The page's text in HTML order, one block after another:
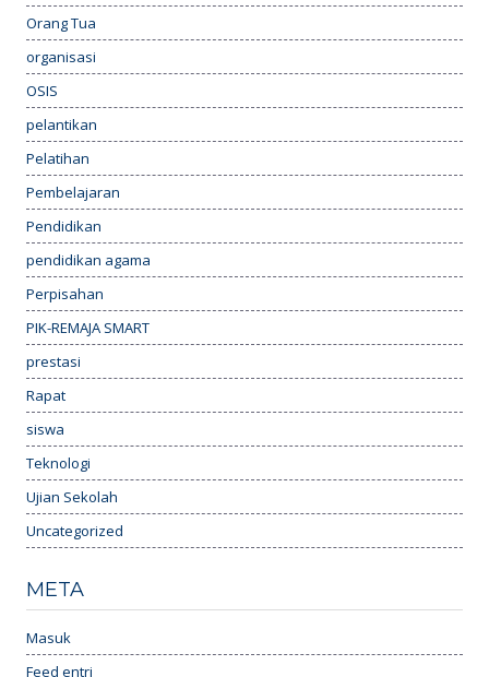
Orang Tua
organisasi
OSIS
pelantikan
Pelatihan
Pembelajaran
Pendidikan
pendidikan agama
Perpisahan
PIK-REMAJA SMART
prestasi
Rapat
siswa
Teknologi
Ujian Sekolah
Uncategorized
META
Masuk
Feed entri